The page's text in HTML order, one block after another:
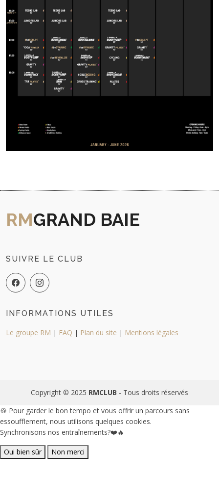
RMGRAND BAIE
SUIVRE LE CLUB
INFORMATIONS UTILES
Le groupe RM | FAQ | Plan du site | Mentions légales
Copyright © 2025 RMCLUB - Tous droits réservés
🍪 Pour garder le bon tempo et vous offrir un parcours sans
essoufflement, nous utilisons quelques cookies.
Synchronisons nos entraînements?❤️🔥
Oui bien sûr Non merci